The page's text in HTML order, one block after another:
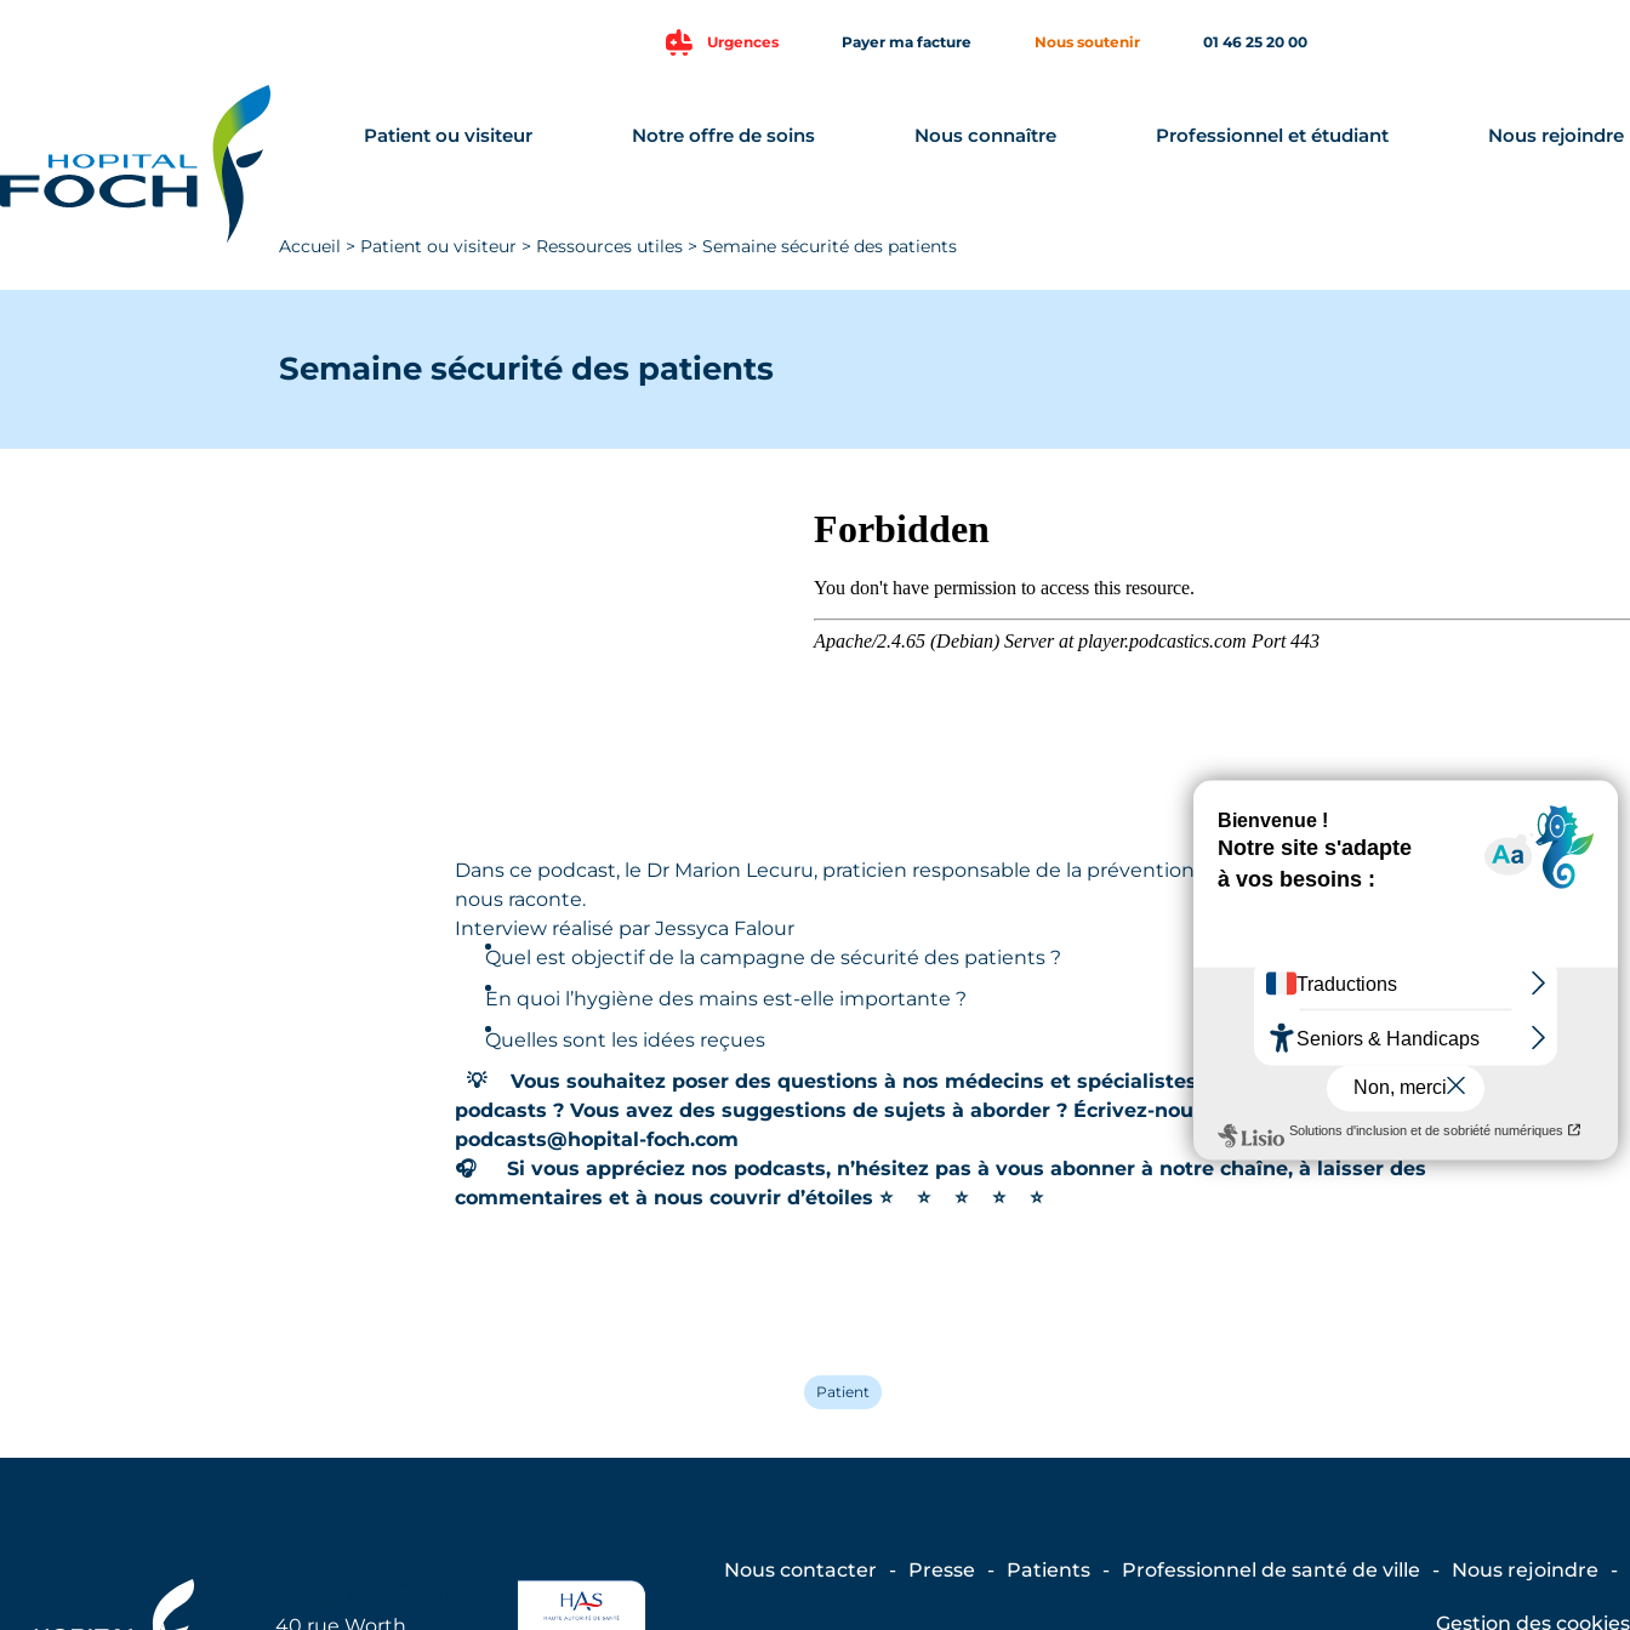
Urgences Payer ma facture Nous soutenir 01 46 25 20 00
Patient ou visiteur Notre offre de soins Nous connaître Professionnel et étudiant Nous rejoindre
Accueil > Patient ou visiteur > Ressources utiles > Semaine sécurité des patients
Semaine sécurité des patients
Dans ce podcast, le Dr Marion Lecuru, praticien responsable de la prévention du risque infectieux,
nous raconte.
Interview réalisé par Jessyca Falour
Quel est objectif de la campagne de sécurité des patients ?
En quoi l’hygiène des mains est-elle importante ?
Quelles sont les idées reçues
💡
Vous souhaitez poser des questions à nos médecins et spécialistes lors de nos prochains
podcasts ? Vous avez des suggestions de sujets à aborder ? Écrivez-nous à :
podcasts@hopital-foch.com
🎧
Si vous appréciez nos podcasts, n’hésitez pas à vous abonner à notre chaîne, à laisser des
commentaires et à nous couvrir d’étoiles ⭐ ⭐ ⭐ ⭐ ⭐
Patient
Nous contacter Presse Patients Professionnel de santé de ville Nous rejoindre
Gestion des cookies